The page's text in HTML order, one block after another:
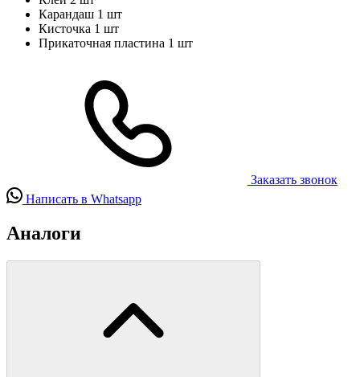
Карандаш 1 шт
Кисточка 1 шт
Прикаточная пластина 1 шт
Заказать звонок
Написать в Whatsapp
Аналоги